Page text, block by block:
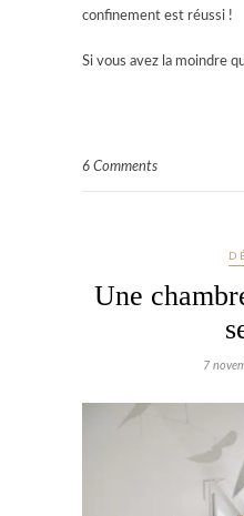
confinement est réussi !
Si vous avez la moindre
6 Comments
Une
7